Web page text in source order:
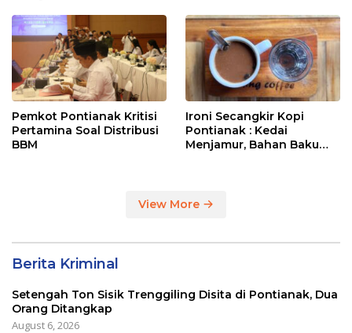
Pemkot Pontianak Kritisi
Pertamina Soal Distribusi
BBM
Ironi Secangkir Kopi
Pontianak : Kedai
Menjamur, Bahan Baku
View More
Berita Kriminal
Setengah Ton Sisik Trenggiling Disita di Pontianak, Dua
Orang Ditangkap
August 6, 2026